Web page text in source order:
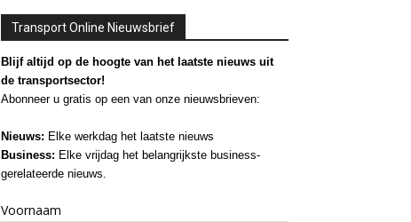
Transport Online Nieuwsbrief
Blijf altijd op de hoogte van het laatste nieuws uit
de transportsector!
Abonneer u gratis op een van onze nieuwsbrieven:
Nieuws: Elke werkdag het laatste nieuws
Business: Elke vrijdag het belangrijkste business-
gerelateerde nieuws.
Voornaam